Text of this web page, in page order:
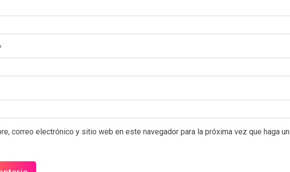
correo electrónico y sitio web en este navegador para la próxima vez que haga un